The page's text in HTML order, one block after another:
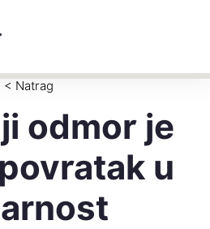
< Natrag
odmor je
u